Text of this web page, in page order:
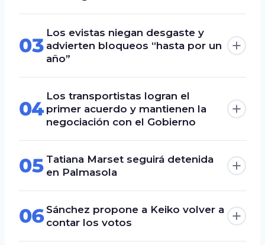
03
Los evistas niegan desgaste y
advierten bloqueos “hasta por un
año”
04
Los transportistas logran el
primer acuerdo y mantienen la
negociación con el Gobierno
05 Tatiana Marset seguirá detenida
en Palmasola
06 Sánchez propone a Keiko volver a
contar los votos